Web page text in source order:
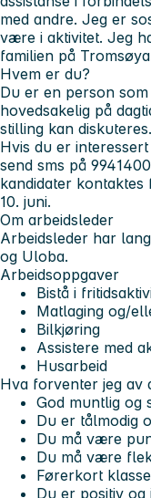
med andre. Jeg er
være i aktivitet. Jeg
familien på
Hvem er du?
Du er en person
hovedsakelig på
stilling kan
Hvis du er
send sms på
kandidater
10. juni.
Om arbeidsleder
Arbeidsleder har
og Uloba.
Arbeidsoppgaver
Bistå i
Matlaging og/
Bilkjøring
Assistere med
Husarbeid
Hva forventer jeg av
God muntlig og
Du er tålmodig
Du må være
Du må være
Førerkort
Du er positiv